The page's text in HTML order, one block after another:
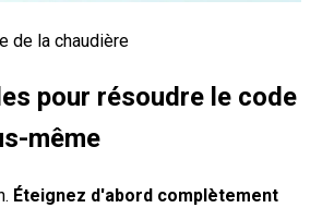
de la chaudière
pour résoudre le code
même
Éteignez d'abord complètement